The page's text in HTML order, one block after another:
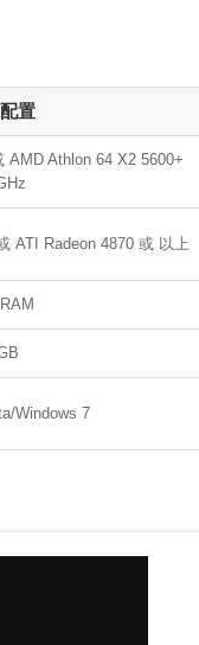
置
AMD Athlon 64 X2 5600+
ATI Radeon 4870 或 以上
Windows 7